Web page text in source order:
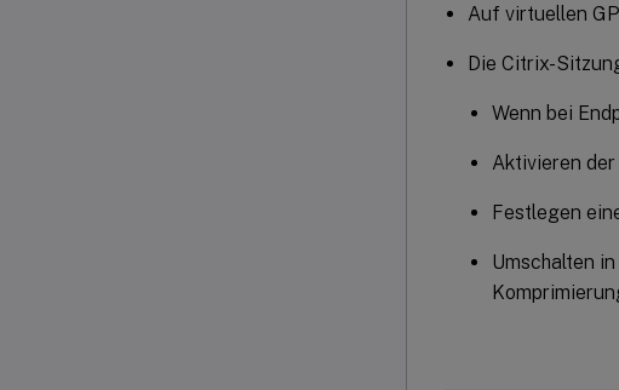
Auf virtuellen
Die Citrix-
Wenn bei
Aktivieren
Festlegen
Umschalten